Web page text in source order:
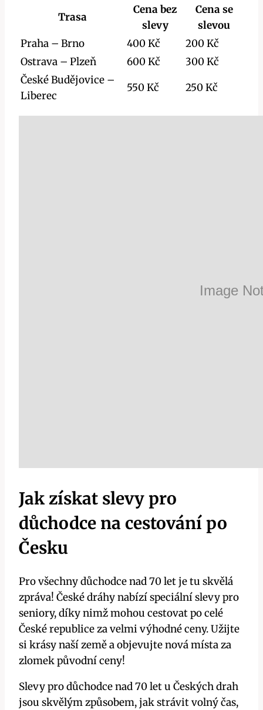
Trasa
Cena bez
slevy
Cena se
slevou
Praha – Brno
400 Kč
200 Kč
Ostrava – Plzeň
600 Kč
300 Kč
České Budějovice –
Liberec
550 Kč 250 Kč
Jak získat slevy pro
důchodce na cestování po
Česku
Pro všechny důchodce nad 70 let je tu skvělá
zpráva! České dráhy nabízí speciální slevy pro
seniory, díky nimž mohou cestovat po celé
České republice za velmi výhodné ceny. Užijte
si krásy naší země a objevujte nová místa za
zlomek původní ceny!
Slevy pro důchodce nad 70 let u Českých drah
jsou skvělým způsobem, jak strávit volný čas,